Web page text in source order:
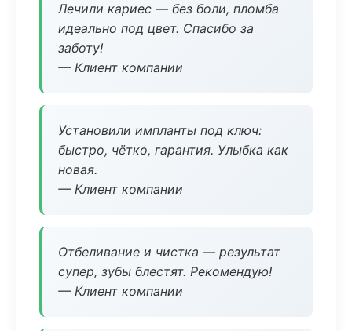
Лечили кариес — без боли, пломба
идеально под цвет. Спасибо за
заботу!
— Клиент компании
Установили импланты под ключ:
быстро, чётко, гарантия. Улыбка как
новая.
— Клиент компании
Отбеливание и чистка — результат
супер, зубы блестят. Рекомендую!
— Клиент компании